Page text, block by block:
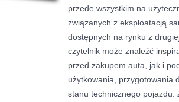
przede wszystkim na
związanych z eksploatacją
dostępnych na rynku z
czytelnik może znaleźć
przed zakupem auta, jak i
użytkowania, przygotowania
stanu technicznego pojazdu.